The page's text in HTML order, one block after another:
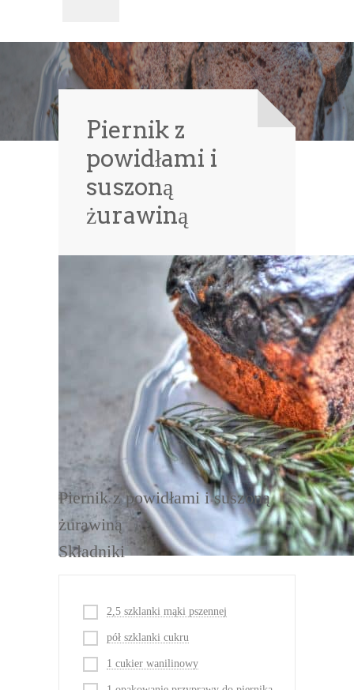
Piernik z
powidłami i
suszoną
żurawiną
DRUKUJ
Piernik z powidłami i suszoną
żurawiną
Składniki
2,5 szklanki mąki pszennej
pół szklanki cukru
1 cukier wanilinowy